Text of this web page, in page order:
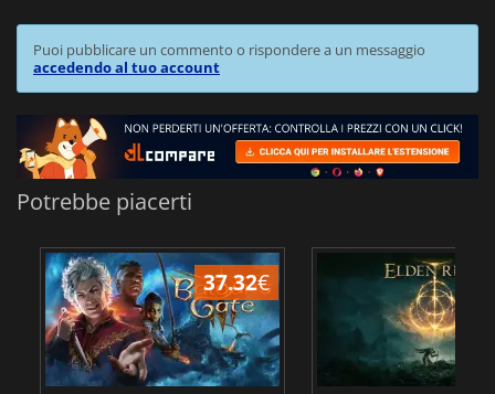
Puoi pubblicare un commento o rispondere a un messaggio
accedendo al tuo account
Potrebbe piacerti
37.32€